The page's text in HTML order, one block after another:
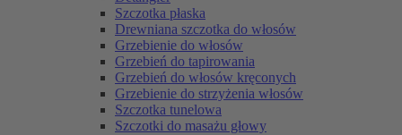
Szczotka płaska
Drewniana szczotka do włosów
Grzebienie do włosów
Grzebień do tapirowania
Grzebień do włosów kręconych
Grzebienie do strzyżenia włosów
Szczotka tunelowa
Szczotki do masażu głowy